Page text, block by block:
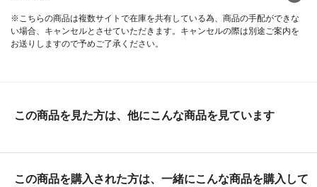
※こちらの商品は複数サイトで在庫を共有している為、商品の手配ができな
い場合、キャンセルとさせていただきます。キャンセルの際は別途ご案内を
お送りしますので予めご了承ください。
この商品を見た方は、他にこんな商品を見ています
この商品を購入された方は、一緒にこんな商品を購入して